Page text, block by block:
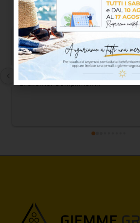
lascia una recensione su
OT Proofing S.
3 days ago
Sempre una garanzia di
al cliente. Complimenti!